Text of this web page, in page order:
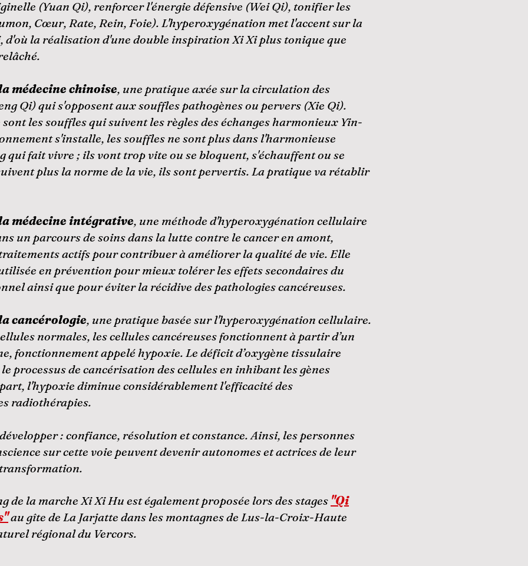
(Yuan Qi), renforcer l'énergie défensive (Wei Qi), tonifier les
Cœur, Rate, Rein, Foie). L'hyperoxygénation met l'accent sur la
d'où la réalisation d'une double inspiration Xi Xi plus tonique que
médecine chinoise, une pratique axée sur la circulation des
Qi) qui s'opposent aux souffles pathogènes ou pervers (Xie Qi).
les souffles qui suivent les règles des échanges harmonieux Yin-
s'installe, les souffles ne sont plus dans l'harmonieuse
qui fait vivre ; ils vont trop vite ou se bloquent, s'échauffent ou se
plus la norme de la vie, ils sont pervertis. La pratique va rétablir
médecine intégrative, une méthode d'hyperoxygénation cellulaire
un parcours de soins dans la lutte contre le cancer en amont,
actifs pour contribuer à améliorer la qualité de vie. Elle
en prévention pour mieux tolérer les effets secondaires du
ainsi que pour éviter la récidive des pathologies cancéreuses.
cancérologie, une pratique basée sur l'hyperoxygénation cellulaire.
normales, les cellules cancéreuses fonctionnent à partir d’un
fonctionnement appelé hypoxie. Le déficit d’oxygène tissulaire
processus de cancérisation des cellules en inhibant les gènes
l'hypoxie diminue considérablement l'efficacité des
radiothérapies.
: confiance, résolution et constance. Ainsi, les personnes
sur cette voie peuvent devenir autonomes et actrices de leur
de la marche Xi Xi Hu est également proposée lors des stages "Qi
au gîte de La Jarjatte dans les montagnes de Lus-la-Croix-Haute
régional du Vercors.